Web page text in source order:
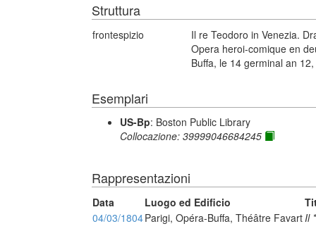
Struttura
frontespizio
Il re Teodoro in Venezia.
Opera heroi-comique en
Buffa, le 14 germinal an
Esemplari
US-Bp: Boston Public Library
Collocazione: 39999046684245
Rappresentazioni
Data Luogo ed Edificio
04/03/1804Parigi, Opéra-Buffa, Théâtre FavartIl